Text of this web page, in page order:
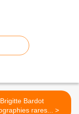
Brigitte Bardot
photographies rares... >